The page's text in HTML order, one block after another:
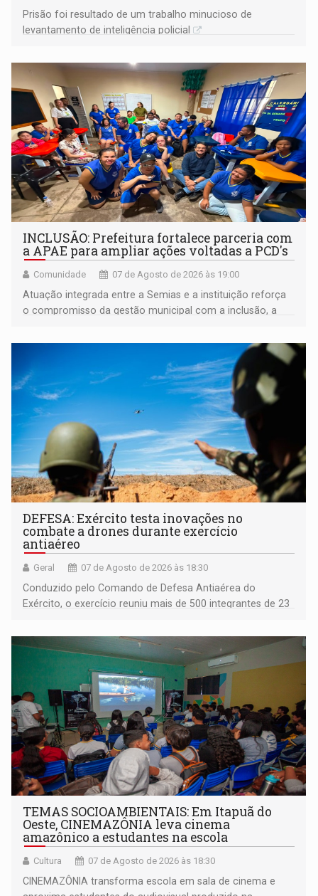
Prisão foi resultado de um trabalho minucioso de
levantamento de inteligência policial
INCLUSÃO: Prefeitura fortalece parceria com
a APAE para ampliar ações voltadas a PCD's
Comunidade 07 de Agosto de 2026 às 19:00
Atuação integrada entre a Semias e a instituição reforça
o compromisso da gestão municipal com a inclusão, a
DEFESA: Exército testa inovações no
combate a drones durante exercício
antiaéreo
Geral 07 de Agosto de 2026 às 18:30
Conduzido pelo Comando de Defesa Antiaérea do
Exército, o exercício reuniu mais de 500 integrantes de 23
TEMAS SOCIOAMBIENTAIS: Em Itapuã do
Oeste, CINEMAZÔNIA leva cinema
amazônico a estudantes na escola
Cultura 07 de Agosto de 2026 às 18:30
CINEMAZÔNIA transforma escola em sala de cinema e